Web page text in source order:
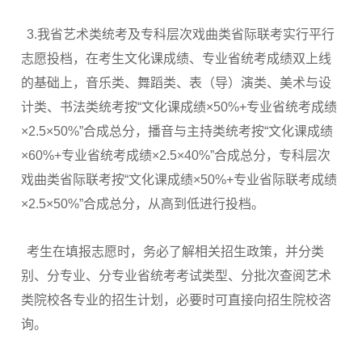
3.我省艺术类统考及专科层次戏曲类省际联考实行平行
志愿投档，在考生文化课成绩、专业省统考成绩双上线
的基础上，音乐类、舞蹈类、表（导）演类、美术与设
计类、书法类统考按“文化课成绩×50%+专业省统考成绩
×2.5×50%”合成总分，播音与主持类统考按“文化课成绩
×60%+专业省统考成绩×2.5×40%”合成总分，专科层次
戏曲类省际联考按“文化课成绩×50%+专业省际联考成绩
×2.5×50%”合成总分，从高到低进行投档。
考生在填报志愿时，务必了解相关招生政策，并分类
别、分专业、分专业省统考考试类型、分批次查阅艺术
类院校各专业的招生计划，必要时可直接向招生院校咨
询。